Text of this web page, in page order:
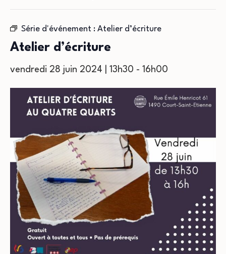
Série d'événement : Atelier d’écriture
Atelier d’écriture
vendredi 28 juin 2024 | 13h30 - 16h00